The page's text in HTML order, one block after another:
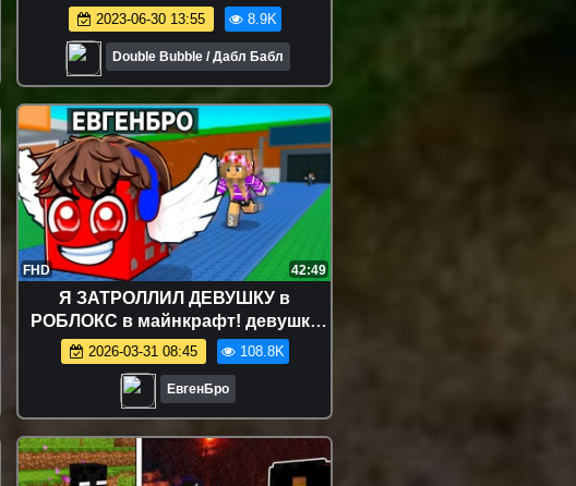
СЮРПРИЗ Школа
2023-06-30 13:55 8.9K
Double Bubble / Дабл Бабл
FHD 42:49
Я ЗАТРОЛЛИЛ ДЕВУШКУ в
РОБЛОКС в майнкрафт! девушка
новичок видео minecraft
2026-03-31 08:45 108.8K
ЕвгенБро